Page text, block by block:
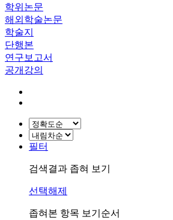
학위논문
해외학술논문
학술지
단행본
연구보고서
공개강의
필터
검색결과 좁혀 보기
선택해제
좁혀본 항목 보기순서